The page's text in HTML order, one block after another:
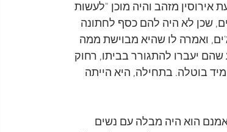
אירוסין מזהב והיה מוכן "לעשות
שכן לא היה להם כסף לחתונה
ואמרה לו שהיא מבוישת ממה
שהם יעברו להתגורר בביתו, רחוק
בוטלה. בתחילה, היא הייתה
הוא היה מבלה עם נשים